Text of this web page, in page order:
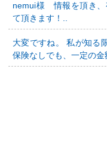
nemui様 情報を頂き、
て頂きます！..
大変ですね。 私が知る
保険なしでも、一定の金